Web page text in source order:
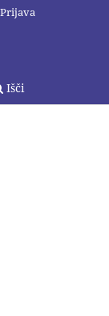
Išči
Prijava